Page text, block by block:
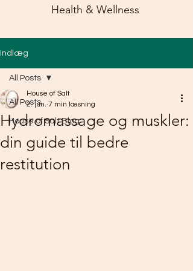
Health & Wellness
Indlæg
All Posts
House of Salt Blog
All Posts
Hydromassage og muskler:
din guide til bedre
restitution
House of Salt
2. jun. 7 min læsning